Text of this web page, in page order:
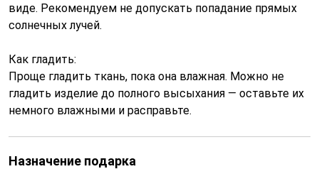
виде. Рекомендуем не допускать попадание прямых
солнечных лучей.
Как гладить:
Проще гладить ткань, пока она влажная. Можно не
гладить изделие до полного высыхания — оставьте их
немного влажными и расправьте.
Назначение подарка